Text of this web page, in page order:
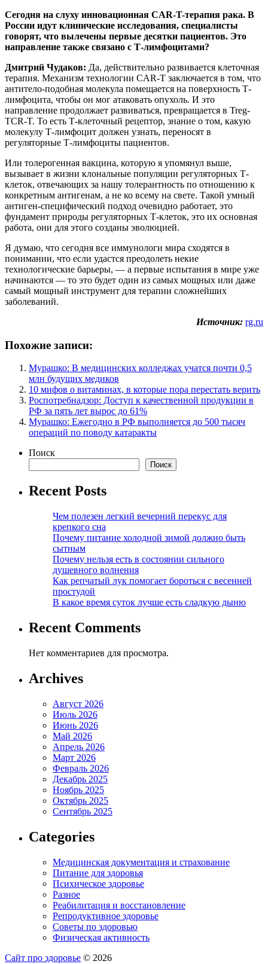
Сегодня на слуху инновационная CAR-T-терапия рака. В
России идут клинические исследования, специалисты
говорят, что вылечены первые десятки пациентов. Это
направление также связано с Т-лимфоцитами?
Дмитрий Чудаков: Да, действительно развивается клеточная
терапия. Механизм технологии CAR-T заключается в том, что
антитело-подобная молекула помещается на поверхность Т-
лимфоцита, чтобы он мог атаковать опухоль. И это
направление продолжает развиваться, превращается в Treg-
TCR-T. То есть Т-клеточный рецептор, знание о том, какую
молекулу Т-лимфоцит должен узнать, переносят в
регуляторные Т-лимфоциты пациентов.
Или толерогенная вакцина, которую я упомянул выше,
вызывает в жизни клональные популяции регуляторных Т-
клеток, отвечающих за нашу толерантность по отношению к
конкретным антигенам, а не ко всему на свете. Такой умный
антиген-специфический подход очевидно работает, это
фундамент природы регуляторных Т-клеток, это их основная
работа, они для этого созданы эволюцией.
Я думаю, что сегодня все иммунологи мира сходятся в
понимании, что если удастся преодолеть некие
технологические барьеры, — а первые испытания в мире уже
начинаются — то это будет один из самых мощных или даже
самый мощный инструмент для терапии сложнейших
заболеваний.
Источник: rg.ru
Похожие записи:
Мурашко: В медицинских колледжах учатся почти 0,5
млн будущих медиков
10 мифов о витаминах, в которые пора перестать верить
Роспотребнадзор: Доступ к качественной продукции в
РФ за пять лет вырос до 61%
Мурашко: Ежегодно в РФ выполняется до 500 тысяч
операций по поводу катаракты
Поиск
Поиск
Recent Posts
Чем полезен легкий вечерний перекус для
крепкого сна
Почему питание холодной зимой должно быть
сытным
Почему нельзя есть в состоянии сильного
душевного волнения
Как репчатый лук помогает бороться с весенней
простудой
В какое время суток лучше есть сладкую дыню
Recent Comments
Нет комментариев для просмотра.
Archives
Август 2026
Июль 2026
Июнь 2026
Май 2026
Апрель 2026
Март 2026
Февраль 2026
Декабрь 2025
Ноябрь 2025
Октябрь 2025
Сентябрь 2025
Categories
Медицинская документация и страхование
Питание для здоровья
Психическое здоровье
Разное
Реабилитация и восстановление
Репродуктивное здоровье
Советы по здоровью
Физическая активность
Сайт про здоровье © 2026